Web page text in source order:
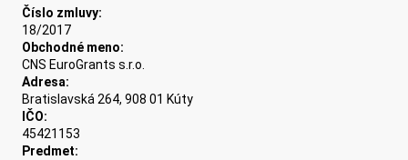
Číslo zmluvy:
18/2017
Obchodné meno:
CNS EuroGrants s.r.o.
Adresa:
Bratislavská 264, 908 01 Kúty
IČO:
45421153
Predmet: